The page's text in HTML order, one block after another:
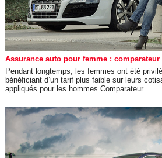
Assurance auto pour femme : comparateur
Pendant longtemps, les femmes ont été
bénéficiant d’un tarif plus faible sur leurs
appliqués pour les hommes.Comparateur...